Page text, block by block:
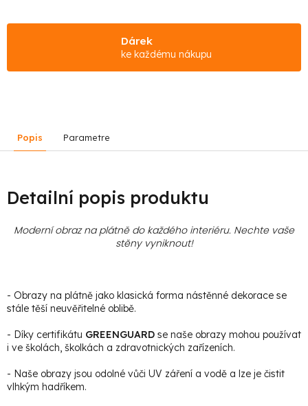
Dárek
ke každému nákupu
Popis Parametre
Detailní popis produktu
Moderní obraz na plátně do každého interiéru. Nechte vaše
stěny vyniknout!
- Obrazy na plátně jako klasická forma nástěnné dekorace se
stále těší neuvěřitelné oblibě.
- Díky certifikátu GREENGUARD se naše obrazy mohou používat
i ve školách, školkách a zdravotnických zařízeních.
- Naše obrazy jsou odolné vůči UV záření a vodě a lze je čistit
vlhkým hadříkem.